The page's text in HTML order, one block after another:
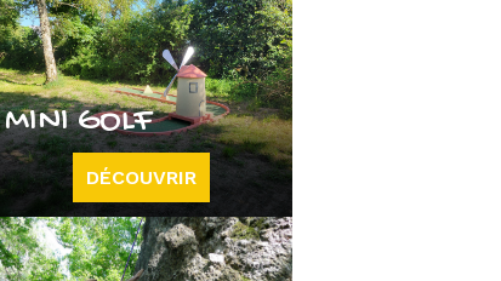
MINI GOLF
DÉCOUVRIR